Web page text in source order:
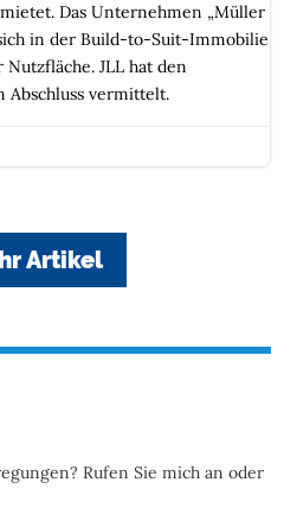
Das Unternehmen „Müller
in der Build-to-Suit-Immobilie
JLL hat den
Abschluss vermittelt.
Artikel
Rufen Sie mich an oder